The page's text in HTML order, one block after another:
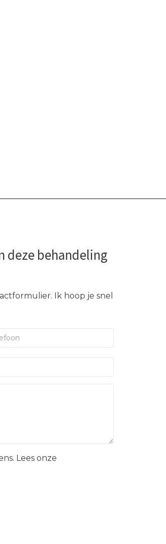
deze behandeling
Ik hoop je snel
Lees onze